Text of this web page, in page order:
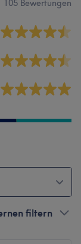
105 Bewertungen
filtern